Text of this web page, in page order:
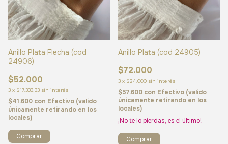
Anillo Plata Flecha (cod
24906)
$52.000
3 x $17.333,33 sin interés
$41.600 con Efectivo (valido
únicamente retirando en los
locales)
Comprar
Anillo Plata (cod 24905)
$72.000
3 x $24.000 sin interés
$57.600 con Efectivo (valido
únicamente retirando en los
locales)
¡No te lo pierdas, es el último!
Comprar